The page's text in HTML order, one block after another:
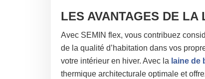
LES AVANTAGES DE
Avec SEMIN flex, vous contribuez
de la qualité d’habitation dans vos
votre intérieur en hiver. Avec la laine de
thermique architecturale optimale et